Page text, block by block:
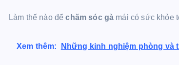
Làm thế nào đểchăm sóc gà mái có sức khỏe
Xem thêm: Những kinh nghiệm phòng và